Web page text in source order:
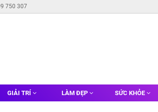
750 307
GIẢI TRÍ LÀM ĐẸP SỨC KHỎE